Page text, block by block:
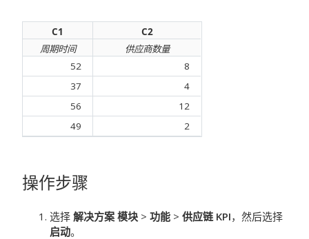
C1
C2
周期时间
供应商数量
52
8
37
4
56
12
49
2
操作步骤
选择 解决方案 模块 > 功能 > 供应链 KPI，然后选择
启动。